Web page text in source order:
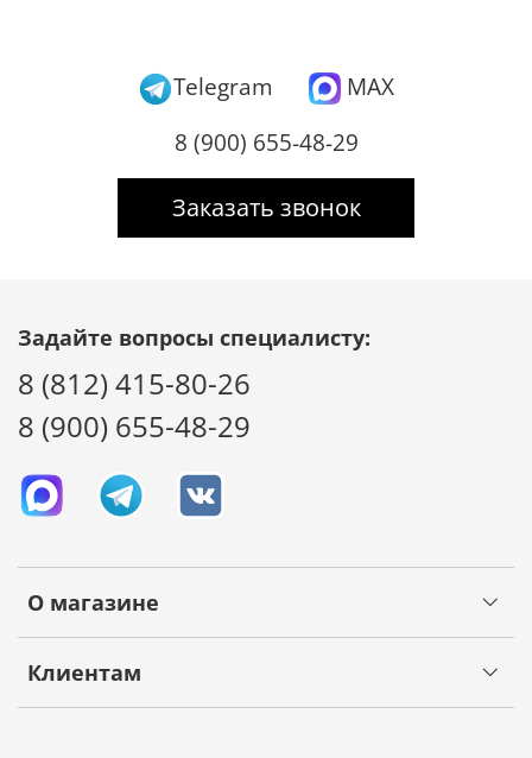
Telegram
MAX
8 (900) 655-48-29
Заказать звонок
О магазине
Клиентам
Задайте вопросы специалисту:
8 (812) 415-80-26
8 (900) 655-48-29